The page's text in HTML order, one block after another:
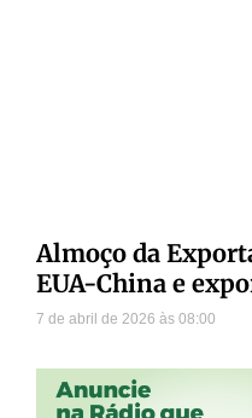
Almoço da
EUA-China e
7 de abril de 2026 08:00